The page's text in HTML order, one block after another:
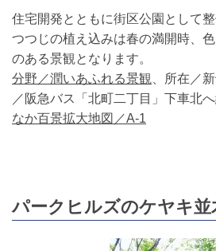
住宅開発とともに街区公園として
つつじの植え込みは春の満開時、
のある景観となります。
分野／潤いあふれる景観 、所在／
／阪急バス「北町二丁目」下車北
なか百景拡大地図／A-1
パークヒルズのケヤキ並